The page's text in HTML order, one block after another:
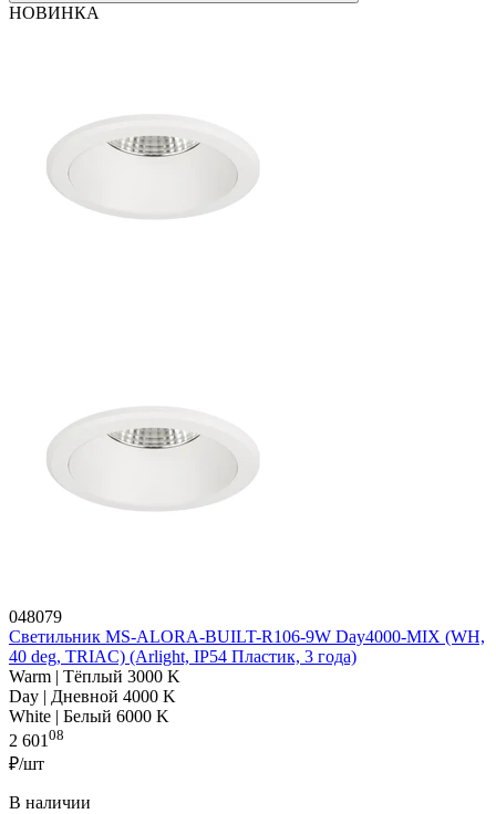
НОВИНКА
048079
Светильник MS-ALORA-BUILT-R106-9W Day4000-MIX (WH,
40 deg, TRIAC) (Arlight, IP54 Пластик, 3 года)
Warm | Тёплый 3000 K
Day | Дневной 4000 K
White | Белый 6000 K
2 60108
₽/шт
В наличии